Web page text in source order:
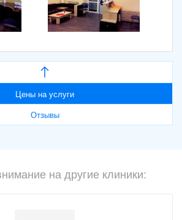
Цены на услуги
Отзывы
на другие клиники: